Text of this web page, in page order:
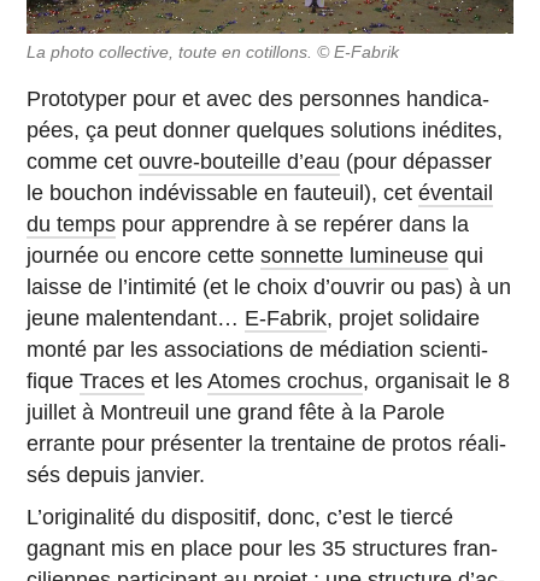
La photo col­lec­tive, toute en co­tillons. © E-Fabrik
Pro­to­ty­per pour et avec des per­sonnes han­di­ca­
pées, ça peut donner quelques so­lu­tions in­édites,
comme cetouvre-bou­teille d’eau (pour dé­pas­ser
le bouchon in­dé­vis­sable en fau­teuil), cetéven­tail
du temps pour ap­prendre à se repérer dans la
journée ou encore cetteson­nette lumineuse qui
laisse de l’in­ti­mité (et le choix d’ou­vrir ou pas) à un
jeune mal­en­ten­dant… E-Fa­brik, projet so­li­daire
monté par les as­so­cia­tions de mé­dia­tion scien­ti­
fiqueTraces et lesAtomes crochus, or­ga­ni­sait le 8
juillet à Mon­treuil une grand fête à la Parole
errante pour pré­sen­ter la tren­taine de protos réa­li­
sés depuis janvier.
L’ori­gi­na­lité du dis­po­si­tif, donc, c’est le tiercé
gagnant mis en place pour les 35 struc­tures fran­